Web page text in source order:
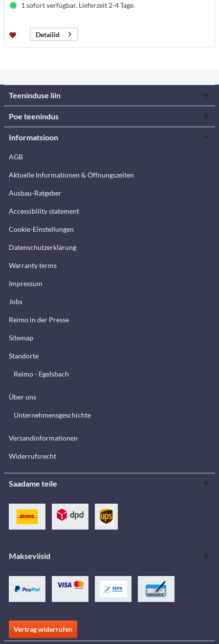
1 sofort verfügbar. Lieferzeit 2-4 Tage.
Detailid
Teeninduse liin
Poe teenindus
Informatsioon
AGB
Aktuelle Informationen & Öffnungszeiten
Ausbau-Ratgeber
Accessibility statement
Cookie-Einstellungen
Datenschutzerklärung
Warranty terms
Impressum
Jobs
Reimo in der Presse
Sitemap
Standorte
Reimo - Egelsbach
Über uns
Unternehmensgeschichte
Versandinformationen
Widerrufsrecht
Saadame teile
Makseviisid
Vertrag widerrufen